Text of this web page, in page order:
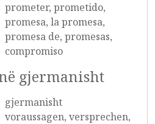
prometer, prometido,
promesa, la promesa,
promesa de, promesas,
compromiso
gjermanisht
gjermanisht
voraussagen, versprechen,